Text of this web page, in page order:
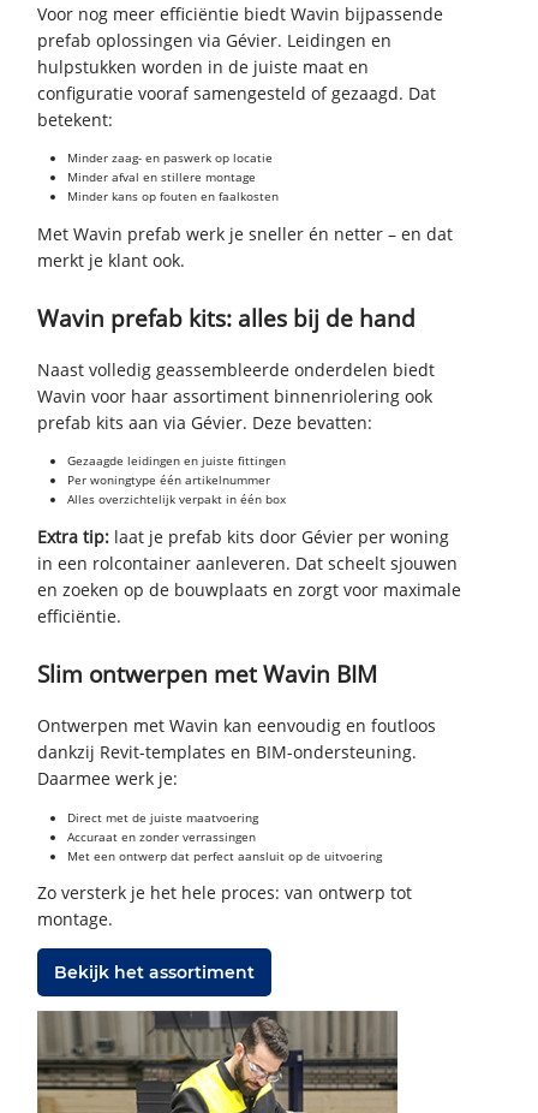
Voor nog meer efficiëntie biedt Wavin bijpassende
prefab oplossingen via Gévier. Leidingen en
hulpstukken worden in de juiste maat en
configuratie vooraf samengesteld of gezaagd. Dat
betekent:
Minder zaag- en paswerk op locatie
Minder afval en stillere montage
Minder kans op fouten en faalkosten
Met Wavin prefab werk je sneller én netter – en dat
merkt je klant ook.
Wavin prefab kits: alles bij de hand
Naast volledig geassembleerde onderdelen biedt
Wavin voor haar assortiment binnenriolering ook
prefab kits aan via Gévier. Deze bevatten:
Gezaagde leidingen en juiste fittingen
Per woningtype één artikelnummer
Alles overzichtelijk verpakt in één box
Extra tip:laat je prefab kits door Gévier per woning
in een rolcontainer aanleveren. Dat scheelt sjouwen
en zoeken op de bouwplaats en zorgt voor maximale
efficiëntie.
Slim ontwerpen met Wavin BIM
Ontwerpen met Wavin kan eenvoudig en foutloos
dankzij Revit-templates en BIM-ondersteuning.
Daarmee werk je:
Direct met de juiste maatvoering
Accuraat en zonder verrassingen
Met een ontwerp dat perfect aansluit op de uitvoering
Zo versterk je het hele proces: van ontwerp tot
montage.
Bekijk het assortiment